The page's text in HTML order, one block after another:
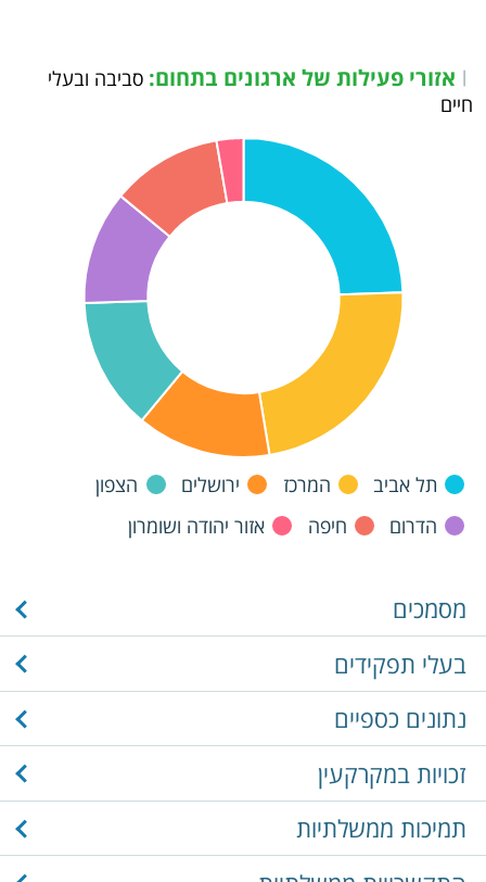
| אזורי פעילות של ארגונים בתחום:סביבה ובעלי
חיים
תל אביב המרכז ירושלים
הצפון
הדרום
חיפה אזור יהודה ושומרון
מסמכים
בעלי תפקידים
נתונים כספיים
זכויות במקרקעין
תמיכות ממשלתיות